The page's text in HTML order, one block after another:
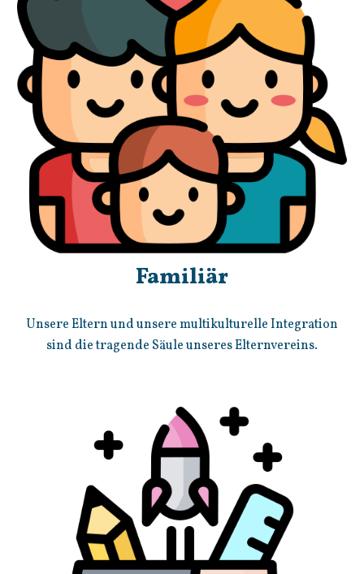
Familiär
Unsere Eltern und unsere multikulturelle Integration
sind die tragende Säule unseres Elternvereins.